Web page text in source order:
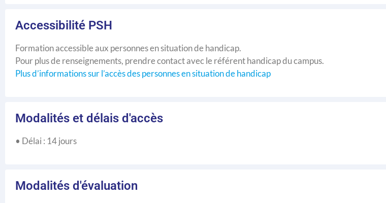
Accessibilité PSH
Formation accessible aux personnes en situation de handicap.
Pour plus de renseignements, prendre contact avec le référent handicap du campus.
Plus d’informations sur l’accès des personnes en situation de handicap
Modalités et délais d'accès
• Délai : 14 jours
Modalités d'évaluation